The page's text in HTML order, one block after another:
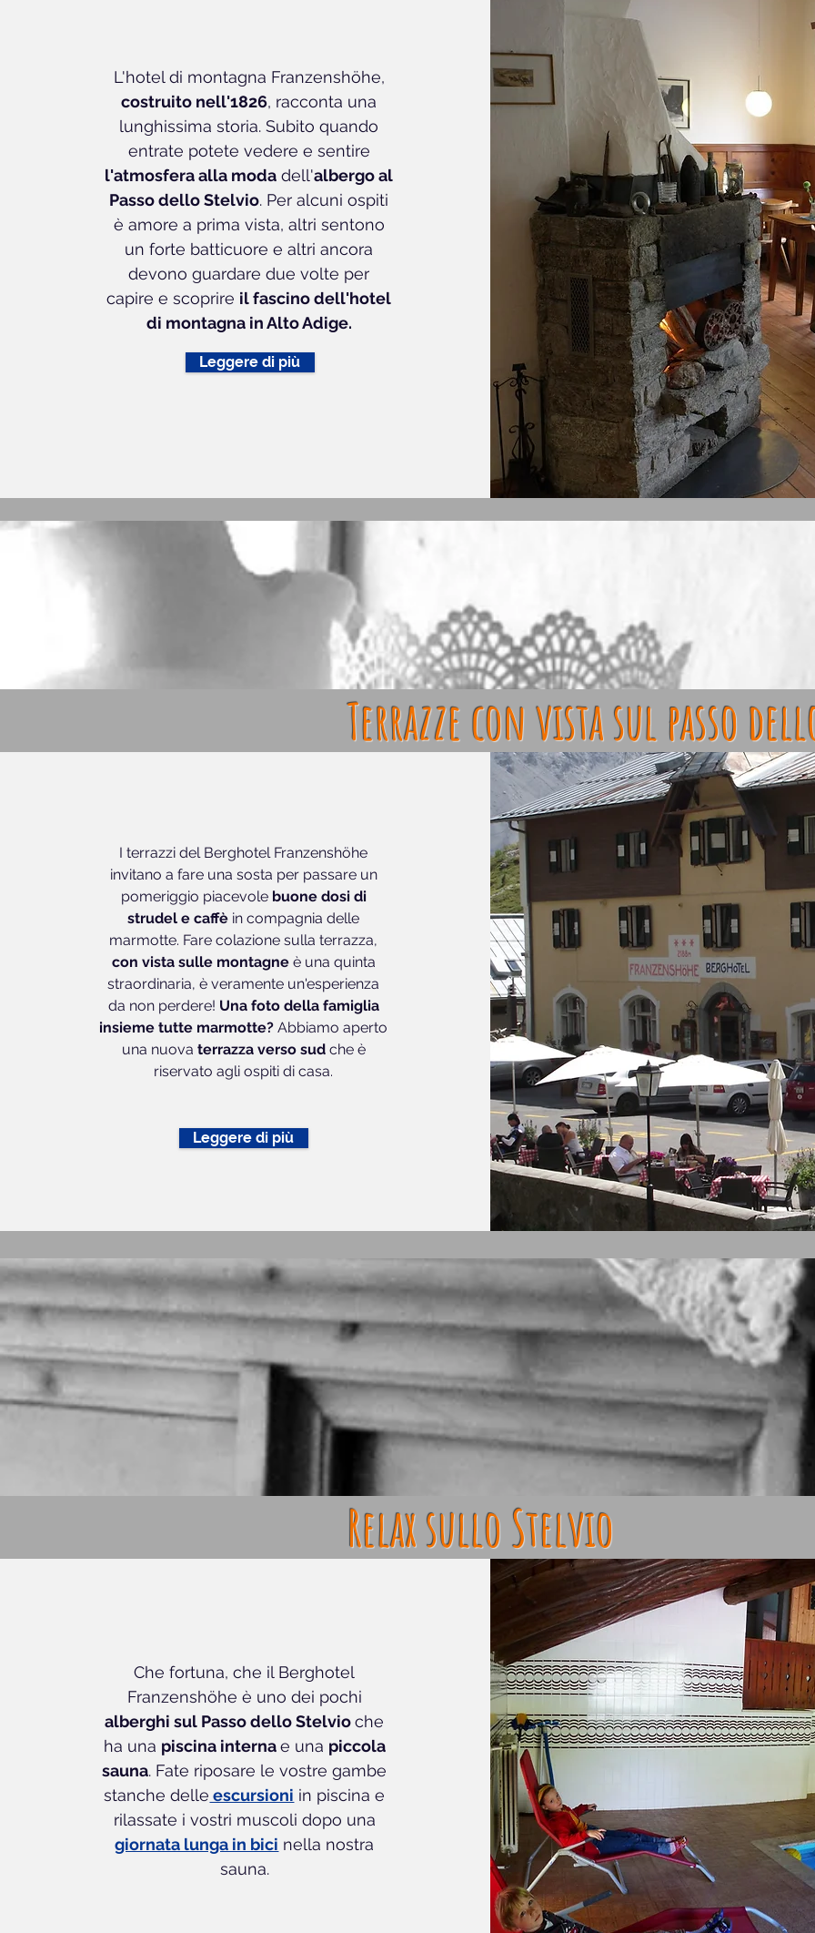
L'hotel di montagna Franzenshöhe,
costruito nell'1826, racconta una
lunghissima storia. Subito quando
entrate potete vedere e sentire
l'atmosfera alla moda dell'albergo al
Passo dello Stelvio. Per alcuni ospiti
è amore a prima vista, altri sentono
un forte batticuore e altri ancora
devono guardare due volte per
capire e scoprire il fascino dell'hotel
di montagna in Alto Adige.
Leggere di più
I terrazzi del Berghotel Franzenshöhe
invitano a fare una sosta per passare un
pomeriggio piacevolebuone dosi di
strudel e caffè in compagnia delle
marmotte. Fare colazione sulla terrazza,
con vista sulle montagneè una quinta
straordinaria, è veramente un'esperienza
da non perdere! Una foto della famiglia
insieme tutte marmotte?Abbiamo aperto
una nuova terrazza verso sudche è
riservato agli ospiti di casa.
Leggere di più
Terrazze con vistasul passo
Relax sullo Stelvio
Che fortuna, che il Berghotel
Franzenshöhe è uno dei pochi
alberghi sul Passo dello Stelvioche
ha una piscina internae una piccola
sauna. Fate riposare le vostre gambe
stanche delle escursioni in piscina e
rilassate i vostri muscoli dopo una
giornata lunga in bici nella nostra
sauna.